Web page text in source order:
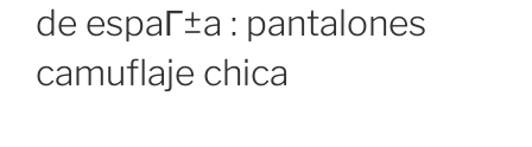
de espaГ±a : pantalones
camuflaje chica